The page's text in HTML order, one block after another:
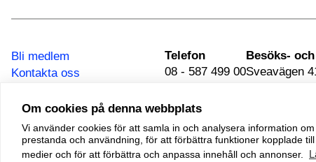
Bli medlem
Kontakta oss
Telefon
08 - 587 499 00Sveavägen
© 2026 Adoptionscentrum
Alla rättigheter förbehållna
Om cookies på denna webbplats
Vi använder cookies för att samla in och analysera information
prestanda och användning, för att förbättra funktioner kopplade
medier och för att förbättra och anpassa innehåll och annonser.